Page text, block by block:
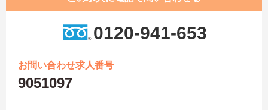
0120-941-653
お問い合わせ求人番号
9051097